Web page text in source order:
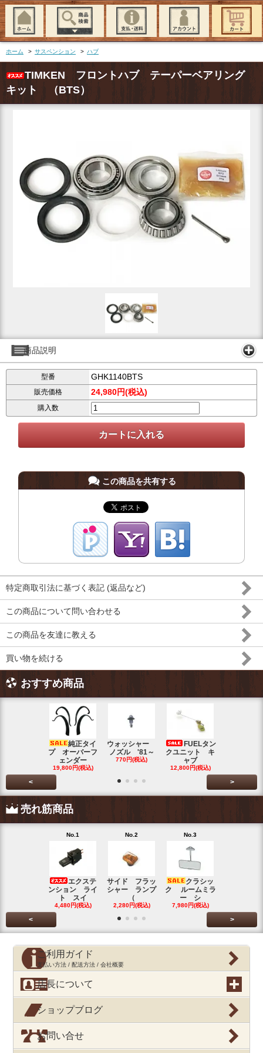
ホーム > サスペンション > ハブ
TIMKEN フロントハブ テーパーベアリング
キット （BTS）
商品説明
型番 GHK1140BTS
販売価格 24,980円(税込)
購入数
この商品を共有する
特定商取引法に基づく表記 (返品など)
この商品について問い合わせる
この商品を友達に教える
買い物を続ける
おすすめ商品
純正タイ
プ オーバーフ
ェンダー
19,800円(税込)
ウォッシャー
ノズル '81～
770円(税込)
FUELタン
クユニット キ
ャブ
12,800円(税込)
< >
売れ筋商品
No.1
エクステ
ンション ライ
ト スイ
4,480円(税込)
No.2
サイド フラッ
シャー ランプ
（
2,280円(税込)
No.3
クラシッ
ク ルームミラ
ー シ
7,980円(税込)
< >
ご利用ガイド
支払い方法 / 配送方法 / 会社概要
店長について
ショップブログ
お問い合せ